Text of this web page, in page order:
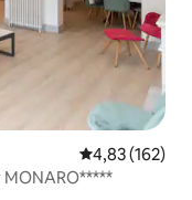
4,83 de uma
4,83 (162)
MONARO*****